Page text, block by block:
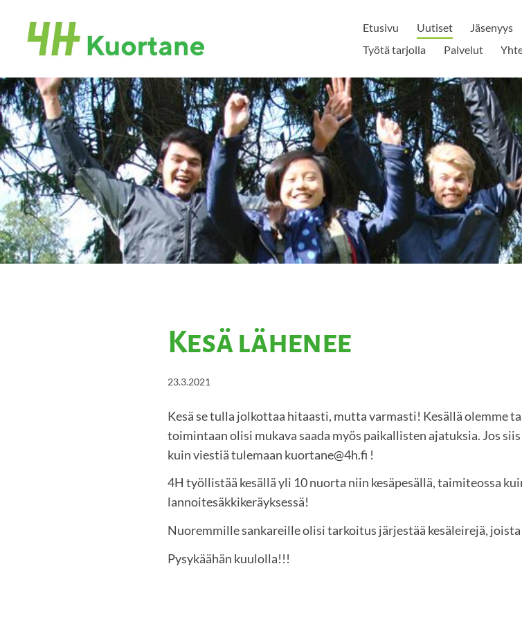
sivun
sisältöön
Kuortaneen 4H-yhdistys
Etusivu Uutiset Jäsenyys
Työtä tarjolla
Palvelut
Kesä lähenee
23.3.2021
Kesä se tulla jolkottaa hitaasti, mutta varmasti! Kesällä olemme
toimintaan olisi mukava saada myös paikallisten ajatuksia. Jos
kuin viestiä tulemaan kuortane@4h.fi !
4H työllistää kesällä yli 10 nuorta niin kesäpesällä, taimiteossa
lannoitesäkkikeräyksessä!
Nuoremmille sankareille olisi tarkoitus järjestää kesäleirejä,
Pysykäähän kuulolla!!!